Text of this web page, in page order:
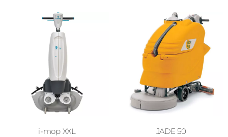
i-mop XXL JADE 50